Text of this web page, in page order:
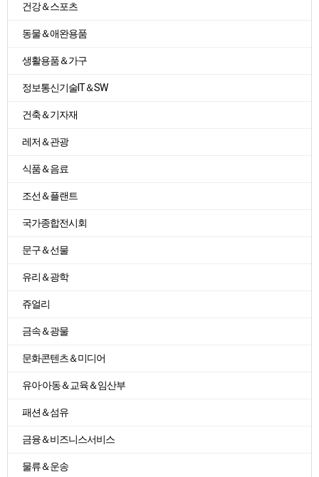
건강＆스포츠
동물＆애완용품
생활용품＆가구
정보통신기술IT＆SW
건축＆기자재
레저＆관광
식품＆음료
조선＆플랜트
국가종합전시회
문구＆선물
유리＆광학
쥬얼리
금속＆광물
문화콘텐츠＆미디어
유아·아동＆교육＆임산부
패션＆섬유
금융＆비즈니스서비스
물류＆운송